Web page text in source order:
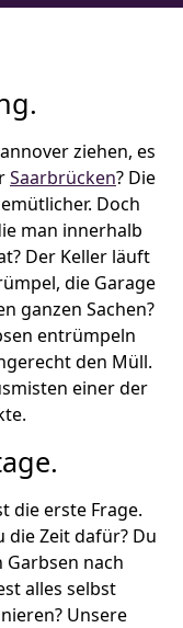
ziehen, es
Saarbrücken? Die
Doch
man innerhalb
Der Keller läuft
die Garage
ganzen Sachen?
entrümpeln
den Müll.
einer der
die erste Frage.
die Zeit dafür? Du
nach
alles selbst
Unsere